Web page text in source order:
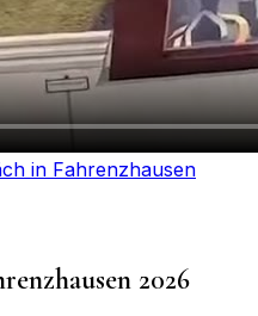
in Fahrenzhausen
2026